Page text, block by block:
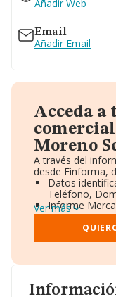
Añadir Web
Email
Añadir Email
Acceda
Moreno
A través del
desde Einforma,
Datos
Teléfono,
Informe
Gráficos de
Consejo de
Directivos y
Información
Ver más